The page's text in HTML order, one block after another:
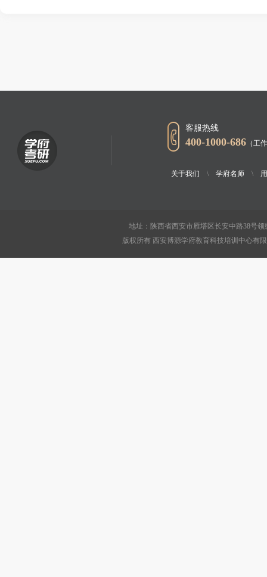
客服热线
400-1000-686 （工
关于我们 \ 学府名师 \
地址：陕西省西安市雁塔区长安中路38号
版权所有 西安博源学府教育科技培训中心有